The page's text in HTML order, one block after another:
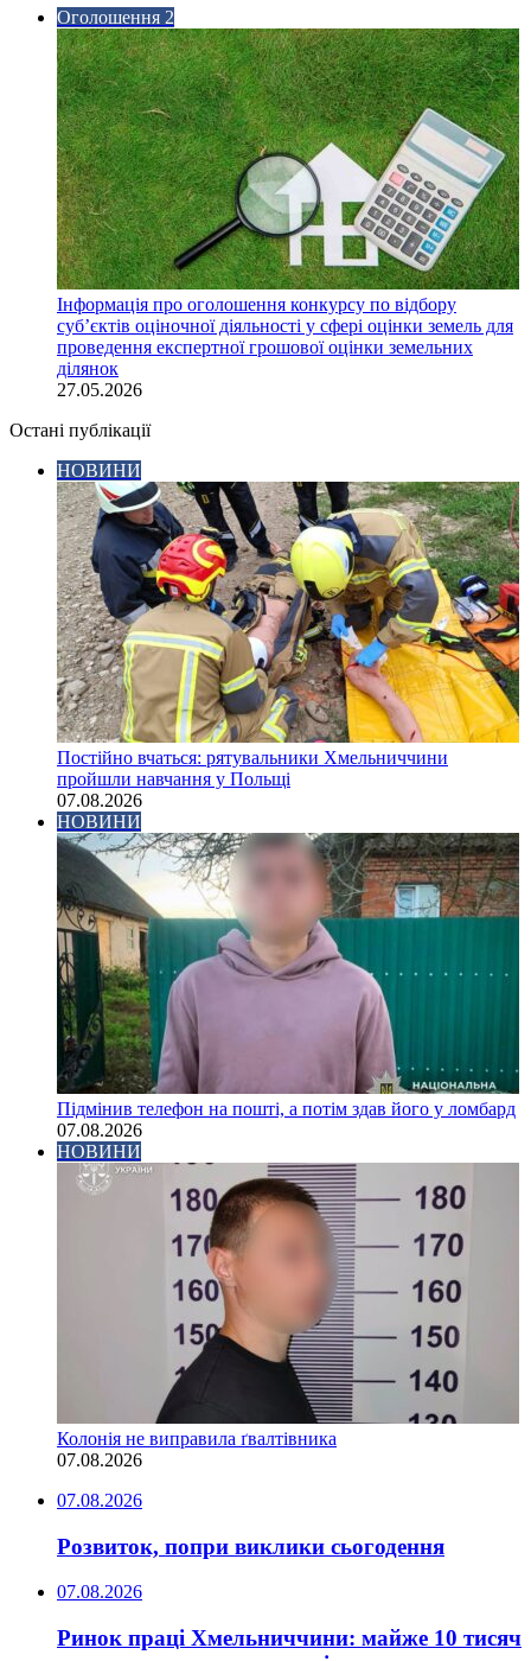
Оголошення 2
Інформація про оголошення конкурсу по відбору
суб’єктів оціночної діяльності у сфері оцінки земель для
проведення експертної грошової оцінки земельних
ділянок
27.05.2026
Остані публікації
НОВИНИ
Постійно вчаться: рятувальники Хмельниччини
пройшли навчання у Польщі
07.08.2026
НОВИНИ
Підмінив телефон на пошті, а потім здав його у ломбард
07.08.2026
НОВИНИ
Колонія не виправила ґвалтівника
07.08.2026
07.08.2026
Розвиток, попри виклики сьогодення
07.08.2026
Ринок праці Хмельниччини: майже 10 тисяч